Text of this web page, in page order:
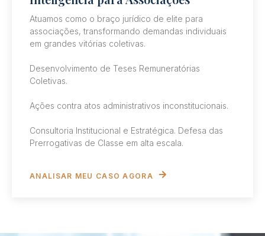
Atuamos como o braço jurídico de elite para
associações, transformando demandas individuais
em grandes vitórias coletivas.
Desenvolvimento de Teses Remuneratórias
Coletivas.
Ações contra atos administrativos inconstitucionais.
Consultoria Institucional e Estratégica. Defesa das
Prerrogativas de Classe em alta escala.
ANALISAR MEU CASO AGORA